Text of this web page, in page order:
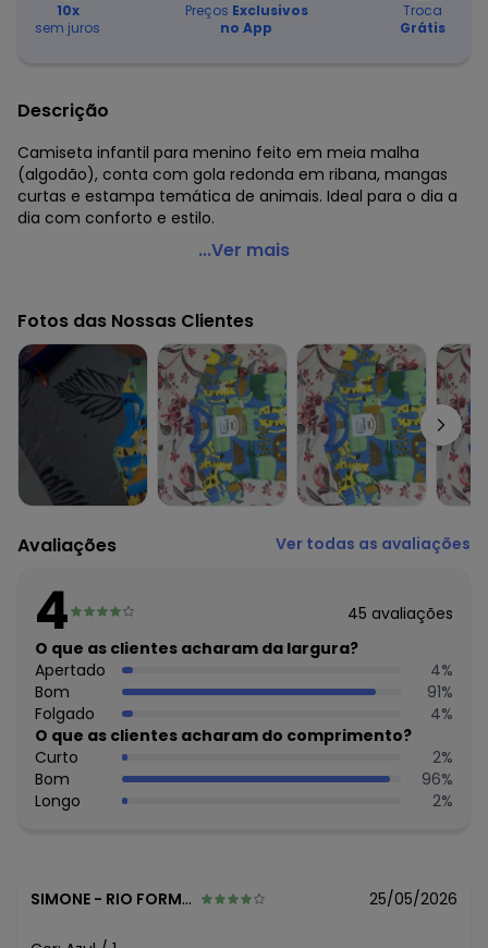
10x
sem juros
Preços Exclusivos
no App
Troca
Grátis
Descrição
Camiseta infantil para menino feito em meia malha
(algodão), conta com gola redonda em ribana, mangas
curtas e estampa temática de animais. Ideal para o dia a
dia com conforto e estilo.
Up Baby - Camiseta Infantil Masculina Algodão Azul
Modelagem: Ampla
Comprimento da Manga: Curta
Forro: Não
Cinto: Não acompanha
Decote Frente : Redondo
Decote Costas: Redondo
Fornecedor: MALHARIA CRISTINA LTDA / CNPJ
82.663.337/0001-43
Feito: Brasil
Cuidados para conservação do produto: Lavar máx. 40°C,
Secagem em tambor baixa (máx. 60°C). Ferro máx.
Tecido: Camiseta: Meia Malha (Alg
Composição: 100% Algodão
Histórico de preços
O preço apresentado abaixo é o menor oferecido em
algum dia do mês, para o menor tamanho disponível.
agosto/2026
julho/2026 R$ 33,96
junho/2026 R$ 33,96
maio/2026 R$ 29,71
...Ver mais
Fotos das Nossas Clientes
Avaliações Ver todas as avaliações
4 45 avaliações
O que as clientes acharam da largura?
Apertado
4%
Bom
91%
Folgado
4%
O que as clientes acharam do comprimento?
Curto
2%
Bom
96%
Longo
2%
SIMONE - RIO FORMOSO - PE 25/05/2026